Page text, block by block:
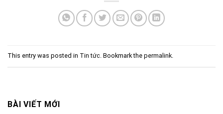
This entry was posted in Tin tức . Bookmark the permalink
BÀI VIẾT MỚI